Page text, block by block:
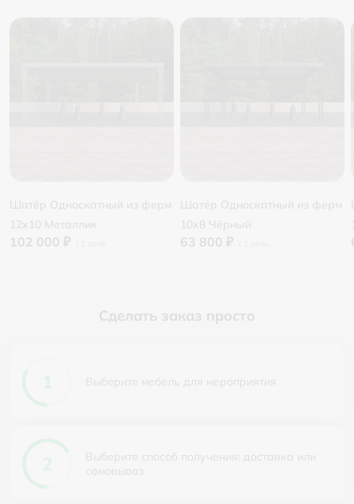
Шатёр Односкатный из ферм
12х10 Металлик
102 000 ₽
Шатёр Односкатный из ферм
10х8 Чёрный
63 800 ₽
Сделать заказ просто
Выберите мебель для мероприятия
Выберите способ получения: доставка или
самовывоз